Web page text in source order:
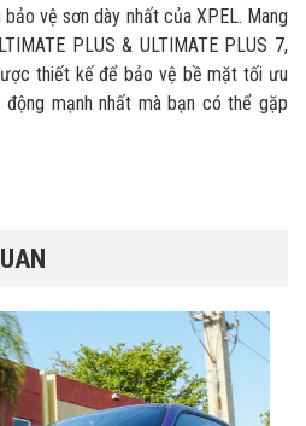
vệ sơn dày nhất của XPEL. Mang
PLUS & ULTIMATE PLUS 7,
thiết kế để bảo vệ bề mặt tối ưu
mạnh nhất mà bạn có thể gặp